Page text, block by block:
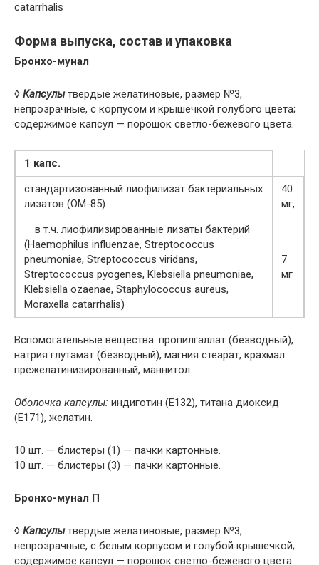
catarrhalis
Форма выпуска, состав и упаковка
Бронхо-мунал
◊ Капсулытвердые желатиновые, размер №3,
непрозрачные, с корпусом и крышечкой голубого цвета;
содержимое капсул — порошок светло-бежевого цвета.
1 капс.
стандартизованный лиофилизат бактериальных
лизатов (ОМ-85)
40
мг,
в т.ч. лиофилизированные лизаты бактерий
(Haemophilus influenzae, Streptococcus
pneumoniae, Streptococcus viridans,
Streptococcus pyogenes, Klebsiella pneumoniae,
Klebsiella ozaenae, Staphylococcus aureus,
Moraxella catarrhalis)
7
мг
Вспомогательные вещества: пропилгаллат (безводный),
натрия глутамат (безводный), магния стеарат, крахмал
прежелатинизированный, маннитол.
Оболочка капсулы: индиготин (Е132), титана диоксид
(Е171), желатин.
10 шт. — блистеры (1) — пачки картонные.
10 шт. — блистеры (3) — пачки картонные.
Бронхо-мунал П
◊ Капсулытвердые желатиновые, размер №3,
непрозрачные, с белым корпусом и голубой крышечкой;
содержимое капсул — порошок светло-бежевого цвета.